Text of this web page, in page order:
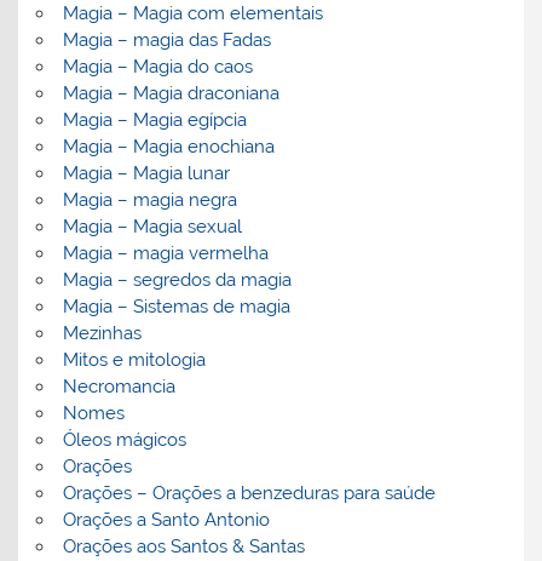
Magia – Magia com elementais
Magia – magia das Fadas
Magia – Magia do caos
Magia – Magia draconiana
Magia – Magia egípcia
Magia – Magia enochiana
Magia – Magia lunar
Magia – magia negra
Magia – Magia sexual
Magia – magia vermelha
Magia – segredos da magia
Magia – Sistemas de magia
Mezinhas
Mitos e mitologia
Necromancia
Nomes
Óleos mágicos
Orações
Orações – Orações a benzeduras para saúde
Orações a Santo Antonio
Orações aos Santos & Santas